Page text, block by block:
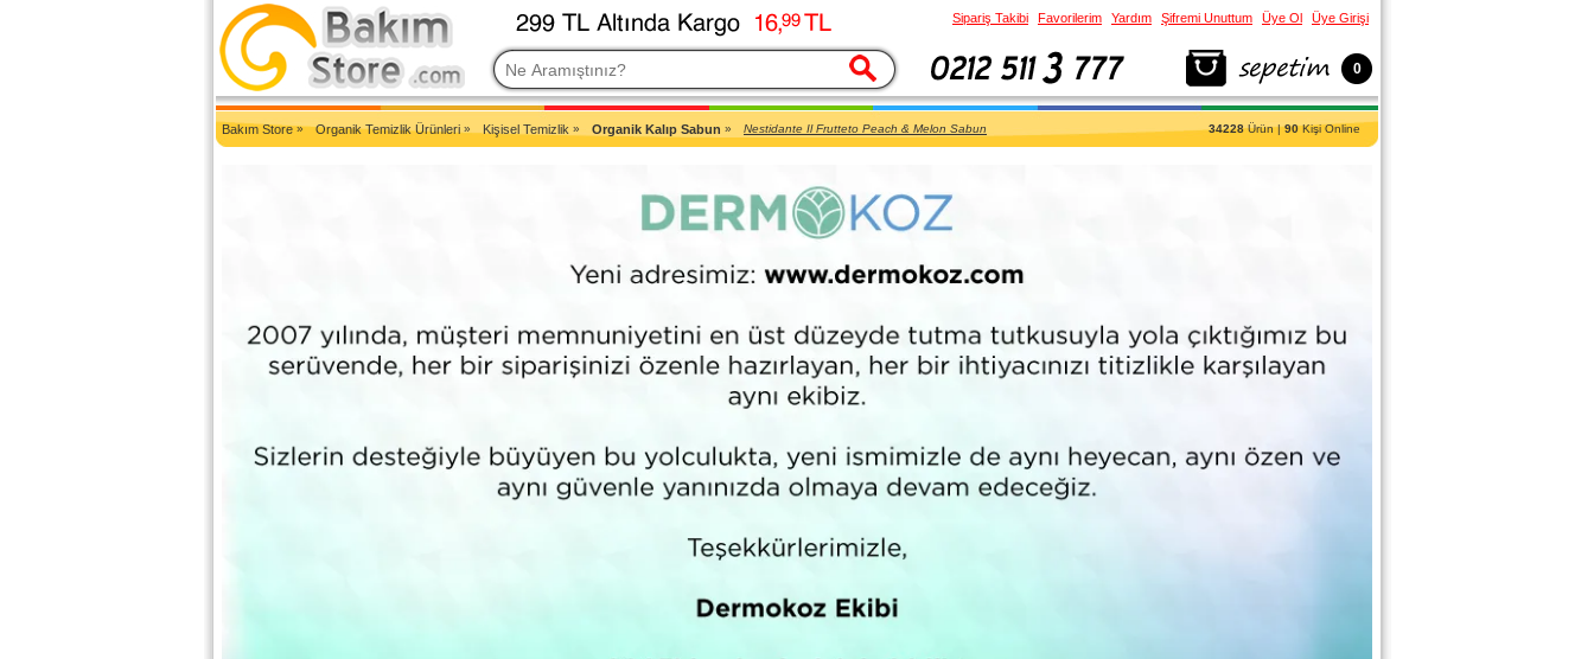
2007'den Beri Türkiye'nin En Güncel Bakım Ürünleri Eczane Sitesi
Bakım Store» Organik Temizlik Ürünleri » Kişisel Temizlik » Organik Kalıp Sabun » Nestidante Il Frutteto Peach & Melon Sabun 34228Ürün |90Kişi Online
Sipariş Takibi Favorilerim Yardım Şifremi Unuttum Üye Ol Üye Girişi
0